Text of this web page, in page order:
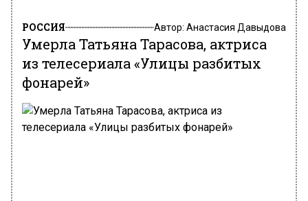
РОССИЯ Автор: Анастасия Давыдова
Умерла Татьяна Тарасова, актриса
из телесериала «Улицы разбитых
фонарей»